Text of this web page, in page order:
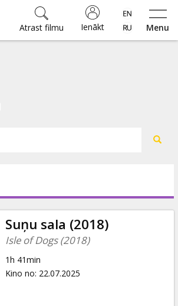
Menu
Ienākt
Atrast filmu
Suņu sala (2018)
Isle of Dogs (2018)
1h 41min
Kino no: 22.07.2025